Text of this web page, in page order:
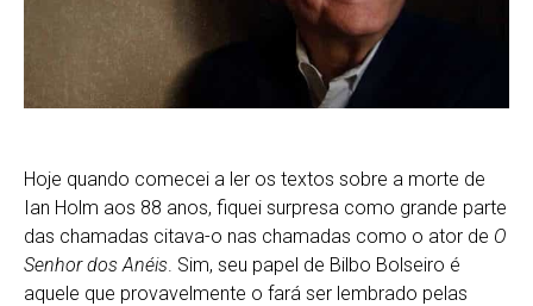
Hoje quando comecei a ler os textos sobre a morte de
Ian Holm aos 88 anos, fiquei surpresa como grande parte
das chamadas citava-o nas chamadas como o ator de O
Senhor dos Anéis. Sim, seu papel de Bilbo Bolseiro é
aquele que provavelmente o fará ser lembrado pelas